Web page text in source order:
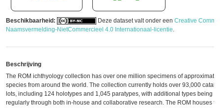
Beschikbaarheid: Deze dataset valt onder een Creative
Naamsvermelding-NietCommercieel 4.0 Internationaal-licentie.
Beschrijving
The ROM ichthyology collection has over one million specimens of
species from around the world. The collection currently holds over 93,000
lots, including 124 holotypes and 1,045 paratypes, with additional types being
regularly through both in-house and collaborative research. The ROM houses